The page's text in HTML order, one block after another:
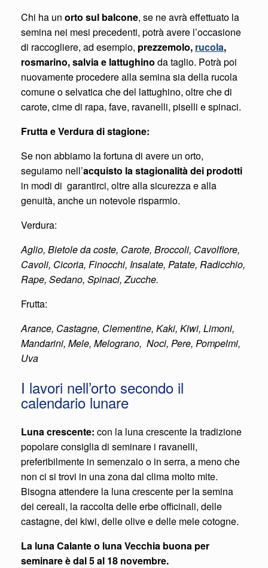
Chi ha un orto sul balcone, se ne avrà effettuato la
semina nei mesi precedenti, potrà avere l’occasione
di raccogliere, ad esempio, prezzemolo, rucola,
rosmarino, salvia e lattughino da taglio. Potrà poi
nuovamente procedere alla semina sia della rucola
comune o selvatica che del lattughino, oltre che di
carote, cime di rapa, fave, ravanelli, piselli e spinaci.
Frutta e Verdura di stagione:
Se non abbiamo la fortuna di avere un orto,
seguiamo nell’acquisto la stagionalità dei prodotti
in modi di garantirci, oltre alla sicurezza e alla
genuità, anche un notevole risparmio.
Verdura:
Aglio, Bietole da coste, Carote, Broccoli, Cavolfiore,
Cavoli, Cicoria, Finocchi, Insalate, Patate, Radicchio,
Rape, Sedano, Spinaci, Zucche.
Frutta:
Arance, Castagne, Clementine, Kaki, Kiwi, Limoni,
Mandarini, Mele, Melograno, Noci, Pere, Pompelmi,
Uva
I lavori nell’orto secondo il
calendario lunare
Luna crescente: con la luna crescente la tradizione
popolare consiglia di seminare i ravanelli,
preferibilmente in semenzaio o in serra, a meno che
non ci si trovi in una zona dal clima molto mite.
Bisogna attendere la luna crescente per la semina
dei cereali, la raccolta delle erbe officinali, delle
castagne, dei kiwi, delle olive e delle mele cotogne.
La luna Calante o luna Vecchia buona per
seminare è dal 5 al 18 novembre.